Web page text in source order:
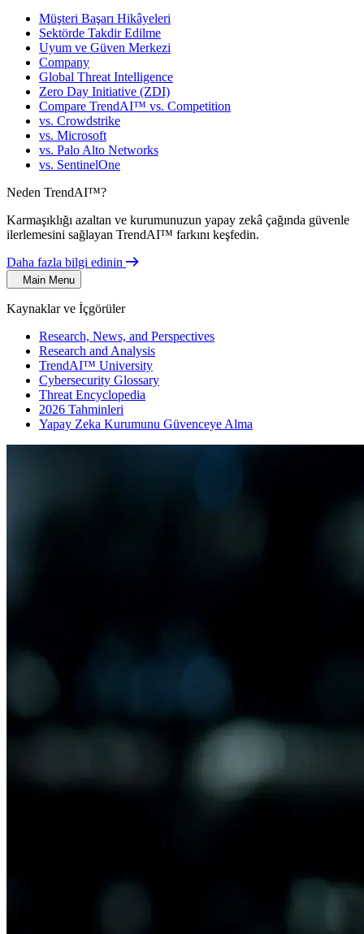
Müşteri Başarı Hikâyeleri
Sektörde Takdir Edilme
Uyum ve Güven Merkezi
Company
Global Threat Intelligence
Zero Day Initiative (ZDI)
Compare TrendAI™ vs. Competition
vs. Crowdstrike
vs. Microsoft
vs. Palo Alto Networks
vs. SentinelOne
Neden TrendAI™?
Karmaşıklığı azaltan ve kurumunuzun yapay zekâ çağında güvenle
ilerlemesini sağlayan TrendAI™ farkını keşfedin.
Daha fazla bilgi edinin
Main Menu
Kaynaklar ve İçgörüler
Research, News, and Perspectives
Research and Analysis
TrendAI™ University
Cybersecurity Glossary
Threat Encyclopedia
2026 Tahminleri
Yapay Zeka Kurumunu Güvenceye Alma